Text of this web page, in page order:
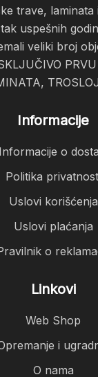
trave,
uspešnih
veliki broj
Informacije
Informacije o
Politika
Uslovi korišćenja
Uslovi plaćanja
o
Linkovi
Web Shop
i
O nama